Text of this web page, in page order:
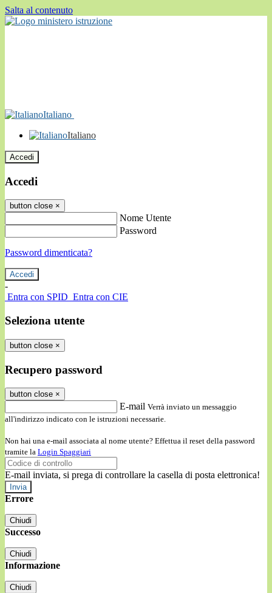
Salta al contenuto
Italiano
Italiano
Accedi
Accedi
button close ×
Nome Utente
Password
Password dimenticata?
-
Entra con SPID Entra con CIE
Seleziona utente
button close ×
Recupero password
button close ×
E-mail Verrà inviato un messaggio
all'indirizzo indicato con le istruzioni necessarie.
Non hai una e-mail associata al nome utente? Effettua il reset della password
tramite la Login Spaggiari
E-mail inviata, si prega di controllare la casella di posta elettronica!
Errore
Chiudi
Successo
Chiudi
Informazione
Chiudi